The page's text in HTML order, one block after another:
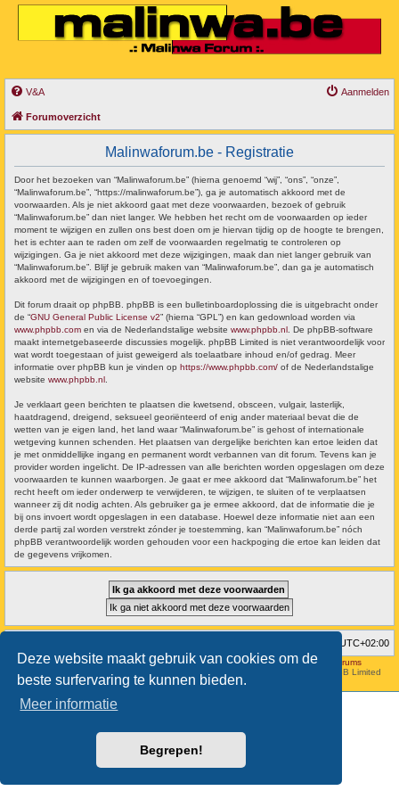
Deze website maakt gebruik van cookies om de
beste surfervaring te kunnen bieden.
Meer informatie
Begrepen!
V&A Aanmelden
Forumoverzicht
Malinwaforum.be - Registratie
Door het bezoeken van “Malinwaforum.be” (hierna genoemd “wij”, “ons”, “onze”,
“Malinwaforum.be”, “https://malinwaforum.be”), ga je automatisch akkoord met de
voorwaarden. Als je niet akkoord gaat met deze voorwaarden, bezoek of gebruik
“Malinwaforum.be” dan niet langer. We hebben het recht om de voorwaarden op ieder
moment te wijzigen en zullen ons best doen om je hiervan tijdig op de hoogte te brengen,
het is echter aan te raden om zelf de voorwaarden regelmatig te controleren op
wijzigingen. Ga je niet akkoord met deze wijzigingen, maak dan niet langer gebruik van
“Malinwaforum.be”. Blijf je gebruik maken van “Malinwaforum.be”, dan ga je automatisch
akkoord met de wijzigingen en of toevoegingen.
Dit forum draait op phpBB. phpBB is een bulletinboardoplossing die is uitgebracht onder
de “GNU General Public License v2” (hierna “GPL”) en kan gedownload worden via
www.phpbb.com en via de Nederlandstalige website www.phpbb.nl . De phpBB-software
maakt internetgebaseerde discussies mogelijk. phpBB Limited is niet verantwoordelijk voor
wat wordt toegestaan of juist geweigerd als toelaatbare inhoud en/of gedrag. Meer
informatie over phpBB kun je vinden op https://www.phpbb.com/ of de Nederlandstalige
website www.phpbb.nl
Je verklaart geen berichten te plaatsen die kwetsend, obsceen, vulgair, lasterlijk,
haatdragend, dreigend, seksueel georiënteerd of enig ander materiaal bevat die de
wetten van je eigen land, het land waar “Malinwaforum.be” is gehost of internationale
wetgeving kunnen schenden. Het plaatsen van dergelijke berichten kan ertoe leiden dat
je met onmiddellijke ingang en permanent wordt verbannen van dit forum. Tevens kan je
provider worden ingelicht. De IP-adressen van alle berichten worden opgeslagen om deze
voorwaarden te kunnen waarborgen. Je gaat er mee akkoord dat “Malinwaforum.be” het
recht heeft om ieder onderwerp te verwijderen, te wijzigen, te sluiten of te verplaatsen
wanneer zij dit nodig achten. Als gebruiker ga je ermee akkoord, dat de informatie die je
bij ons invoert wordt opgeslagen in een database. Hoewel deze informatie niet aan een
derde partij zal worden verstrekt zónder je toestemming, kan “Malinwaforum.be” nóch
phpBB verantwoordelijk worden gehouden voor een hackpoging die ertoe kan leiden dat
de gegevens vrijkomen.
UTC+02:00
Hosted byAviation24.be - Latest News & Breaking Stories - Discussion Forums
® Forum Software © phpBB Limited
Nederlandse vertaling doorphpBB.nl